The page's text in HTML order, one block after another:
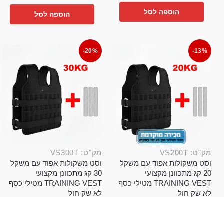
הוספה לסל הוספה לסל
-13%
מק"ט: VS200T
וסט משקולות אפוד עם משקל
20 קג מתכוונן מקצועי
TRAINING VEST מטילי כסף
לא שק חול
-20%
מק"ט: VS300T
וסט משקולות אפוד עם משקל
30 קג מתכוונן מקצועי
TRAINING VEST מטילי כסף
לא שק חול